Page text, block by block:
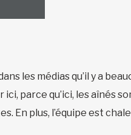
les médias qu’il y a
ici, parce qu’ici, les aînés
En plus, l’équipe est